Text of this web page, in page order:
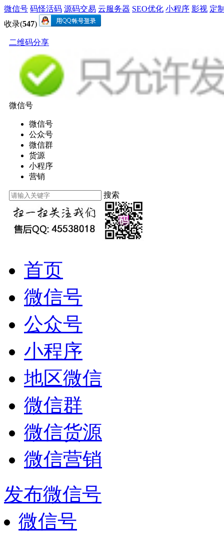
微信号 码怪活码 源码交易 云服务器 SEO优化 小程序 影视 定
收录(547)
二维码分享
微信号
微信号
公众号
微信群
货源
小程序
营销
搜索
首页
微信号
公众号
小程序
地区微信
微信群
微信货源
微信营销
发布微信号
微信号